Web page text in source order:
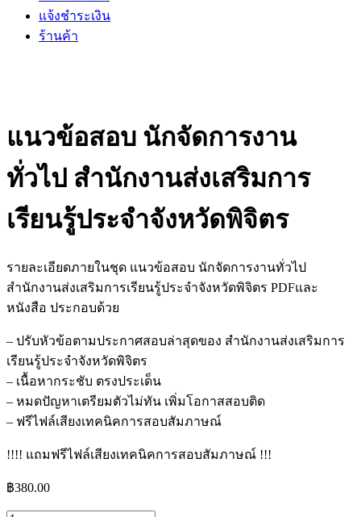
แจ้งชำระเงิน
ร้านค้า
แนวข้อสอบ นักจัดการงาน
ทั่วไป สำนักงานส่งเสริมการ
เรียนรู้ประจำจังหวัดพิจิตร
รายละเอียดภายในชุด แนวข้อสอบ นักจัดการงานทั่วไป
สำนักงานส่งเสริมการเรียนรู้ประจำจังหวัดพิจิตร PDFและ
หนังสือ ประกอบด้วย
– ปรับหัวข้อตามประกาศสอบล่าสุดของ สำนักงานส่งเสริมการ
เรียนรู้ประจำจังหวัดพิจิตร
– เนื้อหากระชับ ตรงประเด็น
– หมดปัญหาเตรียมตัวไม่ทัน เพิ่มโอกาสสอบติด
– ฟรีไฟล์เสียงเทคนิคการสอบสัมภาษณ์
!!!! แถมฟรีไฟล์เสียงเทคนิคการสอบสัมภาษณ์ !!!
฿380.00